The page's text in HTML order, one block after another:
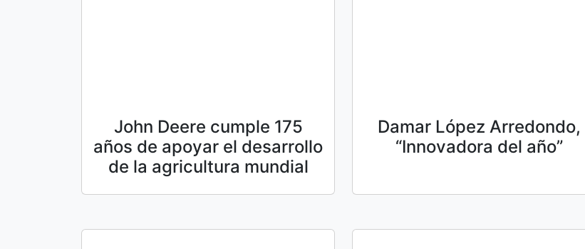
John Deere cumple 175
años de apoyar el desarrollo
de la agricultura mundial
Damar López Arredondo,
“Innovadora del año”